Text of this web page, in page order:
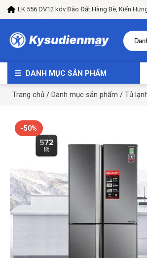
LK 556 DV12 kdv Đào Đất Hàng Bè, Kiến
DANH MỤC SẢN PHẨM
Trang chủ / Danh mục sản phẩm / Tủ
-50%